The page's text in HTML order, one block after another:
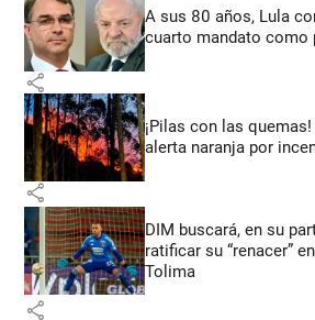
A sus 80 años, Lula
cuarto mandato como
share
¡Pilas con las
alerta naranja por
share
DIM buscará, en su
ratificar su “renacer”
Tolima
share